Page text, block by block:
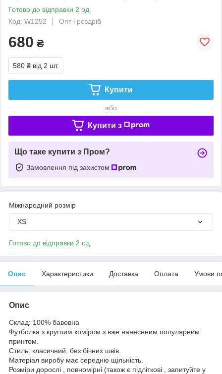
Готово до відправки 2 од.
Код: W1252
Опт і роздріб
680 ₴
580 ₴ від 2 шт.
Купити
або
Купити з
Що таке купити з Пром?
Замовлення під захистом
Міжнародний розмір
XS
Готово до відправки 2 од.
Опис Характеристики Доставка Оплата Умови
Опис
Склад: 100% бавовна
Футболка з круглим коміром з вже нанесеним популярним
принтом.
Стиль: класичний, без бічних швів.
Матеріал виробу має середню щільність.
Розміри дорослі , повномірні (також є підліткові , запитуйте у